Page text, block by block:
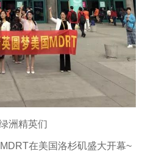
洲精英们
在美国洛杉矶盛大开幕~